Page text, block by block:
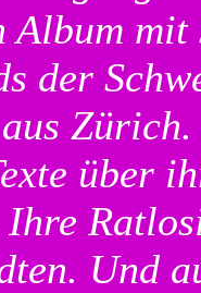
Album
der
über
Und